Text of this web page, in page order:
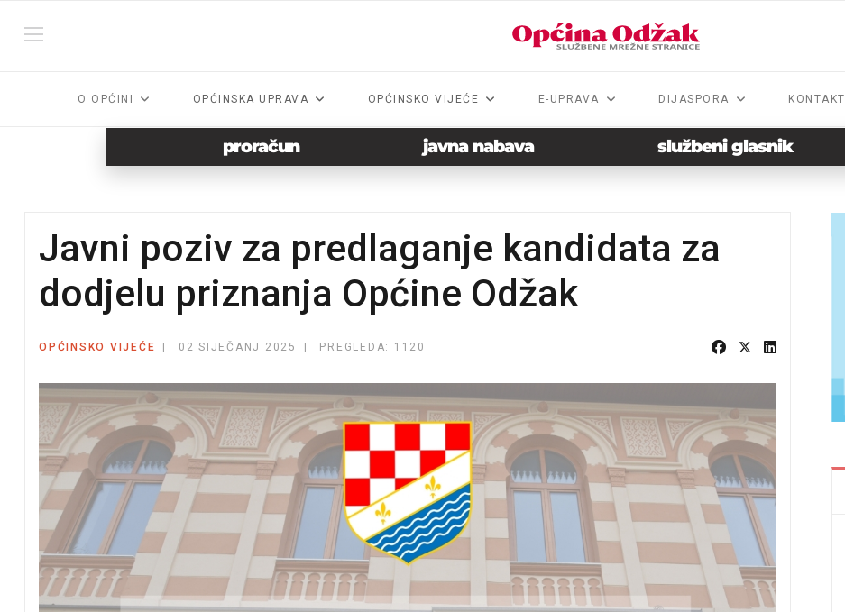
O OPĆINI OPĆINSKA UPRAVA OPĆINSKO VIJEĆE E-UPRAVA DIJASPORA KONTAKT
proračun javna nabava službeni glasnik
Javni poziv za predlaganje kandidata za
dodjelu priznanja Općine Odžak
OPĆINSKO VIJEĆE 02 SIJEČANJ 2025 PREGLEDA: 1120